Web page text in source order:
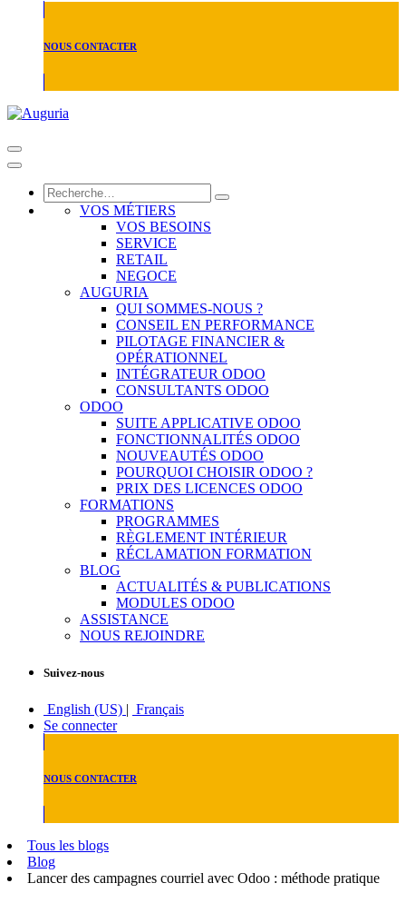
NOUS CONTACTER
VOS MÉTIERS
VOS BESOINS
SERVICE
RETAIL
NEGOCE
AUGURIA
QUI SOMMES-NOUS ?
CONSEIL EN PERFORMANCE
PILOTAGE FINANCIER &
OPÉRATIONNEL
INTÉGRATEUR ODOO
CONSULTANTS ODOO
ODOO
SUITE APPLICATIVE ODOO
FONCTIONNALITÉS ODOO
NOUVEAUTÉS ODOO
POURQUOI CHOISIR ODOO ?
PRIX DES LICENCES ODOO
FORMATIONS
PROGRAMMES
RÈGLEMENT INTÉRIEUR
RÉCLAMATION FORMATION
BLOG
ACTUALITÉS & PUBLICATIONS
MODULES ODOO
ASSISTANCE
NOUS REJOINDRE
Suivez-nous
English (US) | Français
Se connecter
NOUS CONTACTER
Tous les blogs
Blog
Lancer des campagnes courriel avec Odoo : méthode pratique